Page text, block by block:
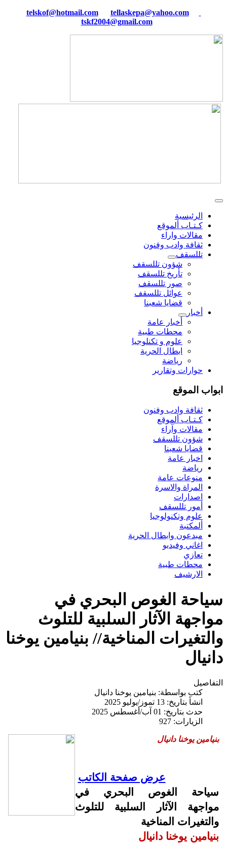
tellaskepa@yahoo.com
tskf2004@gmail.com
الرئيسية
كـتـاب ألموقع
مقالات واراء
ثقافة وادب وفنون
تللسقف
شؤون تللسقف
تأريخ تللسقف
صور تللسقف
عوائل تللسقف
قضايا شعبنا
أخبار
أخبار عامة
محطات طبية
علوم و تکنلوجیا
ابطال الحرية
رياضة
حوارات وتقارير
ابواب الموقع
ثقافة وادب وفنون
كـتـاب ألموقع
مقالات وآراء
شؤون تللسقف
قضايا شعبنا
اخبار عامة
رياضة
منوعات عامة
المراة والاسرة
اصدارات
أمور تللسقف
علوم وتكنولوجيا
ألمكتبة
مبدعون وابطال الحرية
اغاني وفيديو
تعازي
محطات طبية
الارشيف
سياحة الغوص البحري في
مواجهة الآثار السلبية للتلوث
والتغيرات المناخية// بنيامين يوخنا
دانيال
التفاصيل
كتب بواسطة: بنيامين يوخنا دانيال
انشأ بتاريخ: 13 تموز/يوليو 2025
حدث بتاريخ: 01 آب/أغسطس 2025
الزيارات: 927
بنيامين يوخنا دانيال
عرض صفحة الكاتب
سياحة الغوص البحري في
مواجهة الآثار السلبية للتلوث
والتغيرات المناخية
بنيامين يوخنا دانيال